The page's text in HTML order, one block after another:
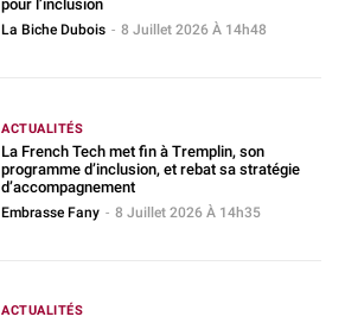
pour l’inclusion
La Biche Dubois - 8 Juillet 2026 À 14h48
ACTUALITÉS
La French Tech met fin à Tremplin, son
programme d’inclusion, et rebat sa stratégie
d’accompagnement
Embrasse Fany - 8 Juillet 2026 À 14h35
ACTUALITÉS